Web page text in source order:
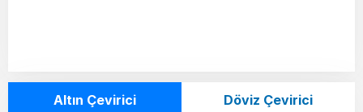
Altın Çevirici Döviz Çevirici